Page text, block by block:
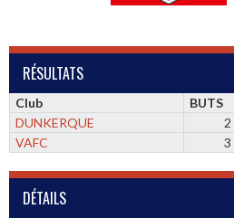
RÉSULTATS
Club BUTS
DUNKERQUE
2
VAFC
3
DÉTAILS